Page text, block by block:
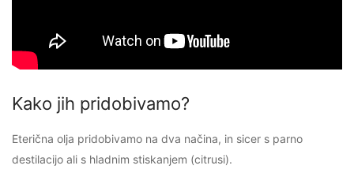
Kako jih pridobivamo?
Eterična olja pridobivamo na dva načina, in sicer s parno
destilacijo ali s hladnim stiskanjem (citrusi).